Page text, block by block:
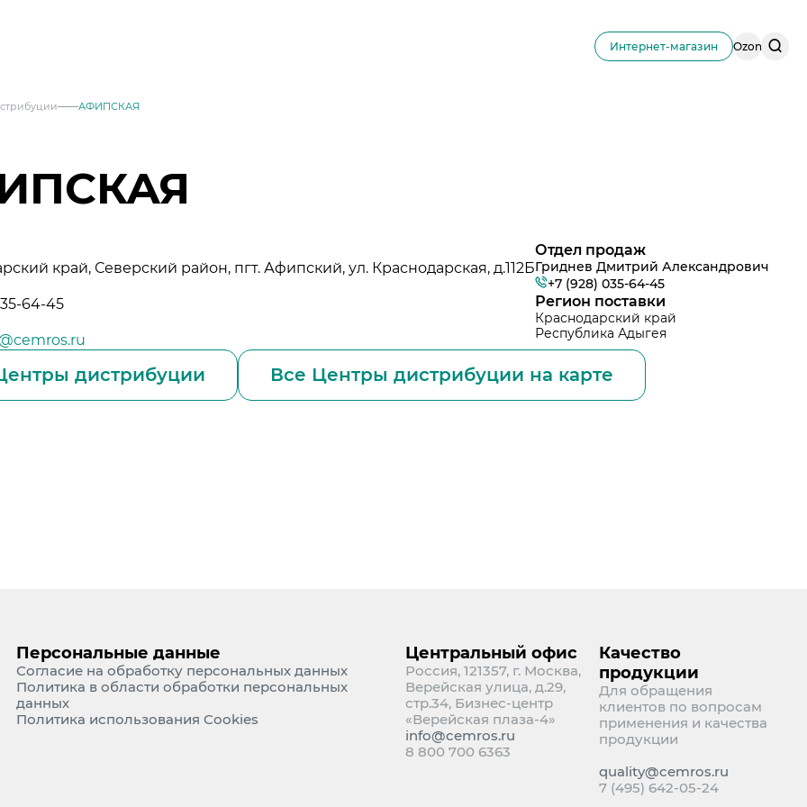
Интернет-магазин Ozon
АФИПСКАЯ
край, Северский район, пгт. Афипский, ул. Краснодарская, д.112Б
64-45
Отдел продаж
Гриднев Дмитрий Александрович
+7 (928) 035-64-45
Регион поставки
Краснодарский край
Республика Адыгея
дистрибуции Все Центры дистрибуции на карте
Персональные данные
Согласие на обработку персональных данных
Политика в области обработки персональных
данных
Политика использования Cookies
Центральный офис
Россия, 121357, г. Москва,
Верейская улица, д.29,
стр.34, Бизнес-центр
«Верейская плаза-4»
info@cemros.ru
8 800 700 6363
Качество
продукции
Для обращения
клиентов по вопросам
применения и качества
продукции
quality@cemros.ru
7 (495) 642-05-24